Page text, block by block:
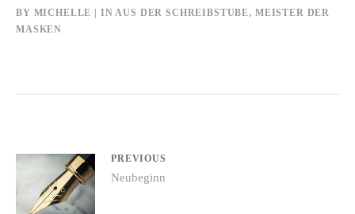
BY MICHELLE INAUS DER SCHREIBSTUBE, MEISTER DER
MASKEN
Beitrags-
Navigation
PREVIOUS
Previous
post:
Neubeginn